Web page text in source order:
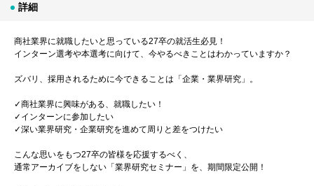
詳細
商社業界に就職したいと思っている27卒の就活生必見！
インターン選考や本選考に向けて、今やるべきことはわかっていますか？
ズバリ、採用されるために今できることは「企業・業界研究」。
✓商社業界に興味がある、就職したい！
✓インターンに参加したい
✓深い業界研究・企業研究を進めて周りと差をつけたい
こんな思いをもつ27卒の皆様を応援するべく、
通常アーカイブをしない「業界研究セミナー」を、期間限定公開！